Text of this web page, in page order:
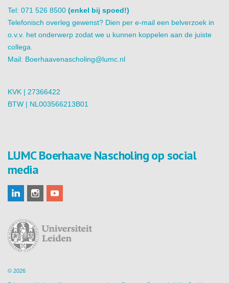
Tel: 071 526 8500 (enkel bij spoed!)
Telefonisch overleg gewenst? Dien per e-mail een belverzoek in
o.v.v. het onderwerp zodat we u kunnen koppelen aan de juiste
collega.
Mail: Boerhaavenascholing@lumc.nl
KVK | 27366422
BTW | NL003566213B01
LUMC Boerhaave Nascholing op social
media
© 2026